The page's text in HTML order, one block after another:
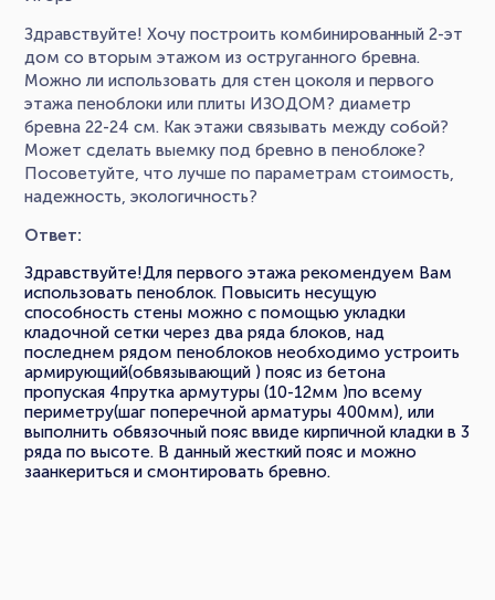
Здравствуйте! Хочу построить комбинированный 2-эт
дом со вторым этажом из оструганного бревна.
Можно ли использовать для стен цоколя и первого
этажа пеноблоки или плиты ИЗОДОМ? диаметр
бревна 22-24 см. Как этажи связывать между собой?
Может сделать выемку под бревно в пеноблоке?
Посоветуйте, что лучше по параметрам стоимость,
надежность, экологичность?
Ответ:
Здравствуйте!Для первого этажа рекомендуем Вам
использовать пеноблок. Повысить несущую
способность стены можно с помощью укладки
кладочной сетки через два ряда блоков, над
последнем рядом пеноблоков необходимо устроить
армирующий(обвязывающий ) пояс из бетона
пропуская 4прутка армутуры (10-12мм )по всему
периметру(шаг поперечной арматуры 400мм), или
выполнить обвязочный пояс ввиде кирпичной кладки в 3
ряда по высоте. В данный жесткий пояс и можно
заанкериться и смонтировать бревно.